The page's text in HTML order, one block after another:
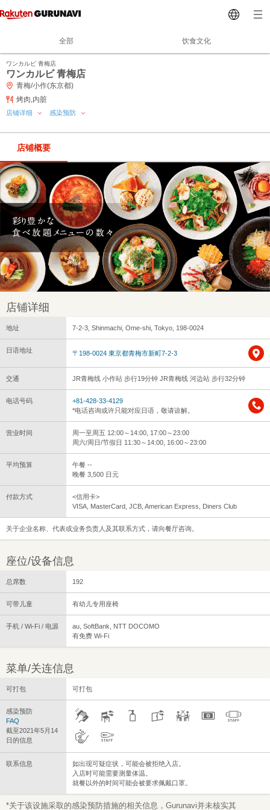
全部 饮食文化
ワンカルビ 青梅店
ワンカルビ 青梅店
青梅/小作(东京都)
烤肉,内脏
店铺详细 感染预防
店铺概要
店铺详细
地址 7-2-3, Shinmachi, Ome-shi, Tokyo, 198-0024
日语地址 〒198-0024 東京都青梅市新町7-2-3
交通 JR青梅线 小作站 步行19分钟 JR青梅线 河边站 步行32分钟
电话号码
+81-428-33-4129
*电话咨询或许只能对应日语，敬请谅解。
营业时间
周一至周五 12:00～14:00, 17:00～23:00
周六/周日/节假日 11:30～14:00, 16:00～23:00
平均预算
午餐 --
晚餐 3,500 日元
付款方式
<信用卡>
VISA, MasterCard, JCB, American Express, Diners Club
关于企业名称、代表或业务负责人及其联系方式，请向餐厅咨询。
座位/设备信息
总席数 192
可带儿童 有幼儿专用座椅
手机 / Wi-Fi / 电源
au, SoftBank, NTT DOCOMO
有免费 Wi-Fi
菜单/关连信息
可打包 可打包
感染预防
FAQ
截至2021年5月14
日的信息
联系信息
如出现可疑症状，可能会被拒绝入店。
入店时可能需要测量体温。
就餐以外的时间可能会被要求佩戴口罩。
*关于该设施采取的感染预防措施的相关信息，Gurunavi并未核实其